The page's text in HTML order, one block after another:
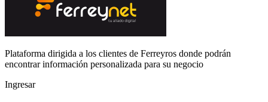
Plataforma dirigida a los clientes de Ferreyros donde podrán
encontrar información personalizada para su negocio
Ingresar